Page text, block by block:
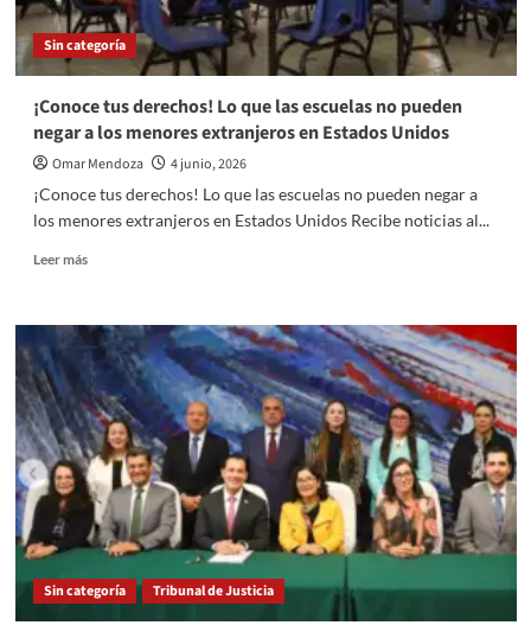
Sin categoría
¡Conoce tus derechos! Lo que las escuelas no pueden
negar a los menores extranjeros en Estados Unidos
Omar Mendoza
4 junio, 2026
¡Conoce tus derechos! Lo que las escuelas no pueden negar a
los menores extranjeros en Estados Unidos Recibe noticias al...
Leer másRead
¡Conoce
tus
derechos!
Lo
que
las
escuelas
no
pueden
negar
a
menores
Sin categoría Tribunal de Justicia